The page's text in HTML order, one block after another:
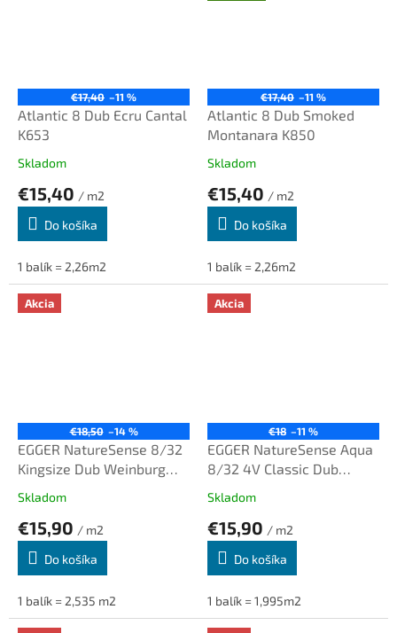
€17,40 –11 %
Atlantic 8 Dub Ecru Cantal
K653
Skladom
€15,40 / m2
Do košíka
1 balík = 2,26m2
€17,40 –11 %
Atlantic 8 Dub Smoked
Montanara K850
Skladom
€15,40 / m2
Do košíka
1 balík = 2,26m2
Akcia
€18,50 –14 %
EGGER NatureSense 8/32
Kingsize Dub Weinburg
Skladom
€15,90 / m2
Do košíka
1 balík = 2,535 m2
Akcia
€18 –11 %
EGGER NatureSense Aqua
8/32 4V Classic Dub
Skladom
€15,90 / m2
Do košíka
1 balík = 1,995m2